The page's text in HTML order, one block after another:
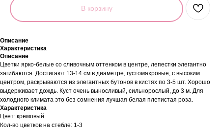
В корзину
Описание
Характеристика
Описание
Цветки ярко-белые со сливочным оттенком в центре, лепестки элегантно
загибаются. Достигают 13-14 см в диаметре, густомахровые, с высоким
центром, раскрываются из элегантных бутонов в кистях по 3-5 шт. Хорошо
выдерживает дождь. Куст очень выносливый, сильнорослый, до 3 м. Для
холодного климата это без сомнения лучшая белая плетистая роза.
Характеристика
Цвет: кремовый
Кол-во цветков на стебле: 1-3